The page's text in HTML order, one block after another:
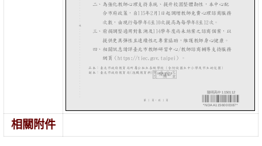
相關附件